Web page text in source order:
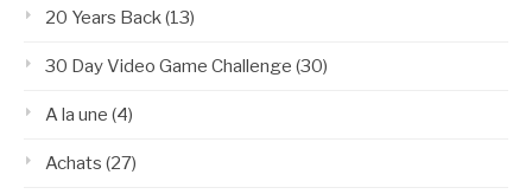
20 Years Back(13)
30 Day Video Game Challenge (30)
A la une (4)
Achats (27)